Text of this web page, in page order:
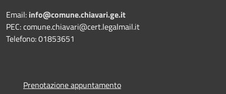
Email: info@comune.chiavari.ge.it
PEC: comune.chiavari@cert.legalmail.it
Telefono: 01853651
Prenotazione appuntamento